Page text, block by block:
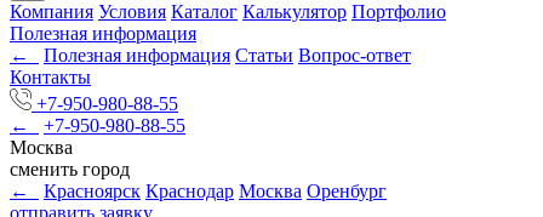
Компания Условия Каталог Калькулятор Портфолио
Полезная информация
←
Полезная информация Статьи Вопрос-ответ
Контакты
+7-950-980-88-55
←
+7-950-980-88-55
Москва
сменить город
←
Красноярск Краснодар Москва Оренбург